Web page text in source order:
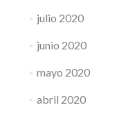
julio 2020
junio 2020
mayo 2020
abril 2020